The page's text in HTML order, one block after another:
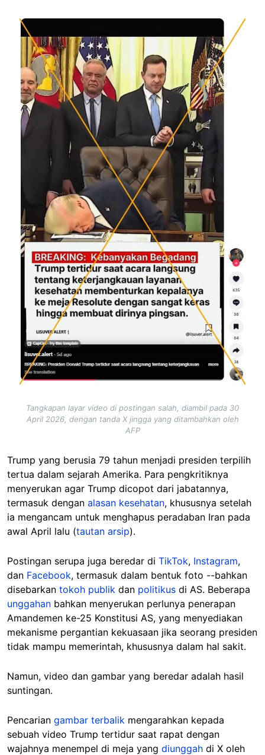
Image
Tangkapan layar video di postingan salah, diambil pada 30
April 2026, dengan tanda X jingga yang ditambahkan oleh
AFP
Trump yang berusia 79 tahun menjadi presiden terpilih
tertua dalam sejarah Amerika. Para pengkritiknya
menyerukan agar Trump dicopot dari jabatannya,
termasuk dengan alasan kesehatan, khususnya setelah
ia mengancam untuk menghapus peradaban Iran pada
awal April lalu (tautan arsip).
Postingan serupa juga beredar di TikTok, Instagram,
dan Facebook, termasuk dalam bentuk foto --bahkan
disebarkan tokoh publik dan politikus di AS. Beberapa
unggahan bahkan menyerukan perlunya penerapan
Amandemen ke-25 Konstitusi AS, yang menyediakan
mekanisme pergantian kekuasaan jika seorang presiden
tidak mampu memerintah, khususnya dalam hal sakit.
Namun, video dan gambar yang beredar adalah hasil
suntingan.
Pencarian gambar terbalik mengarahkan kepada
sebuah video Trump tertidur saat rapat dengan
wajahnya menempel di meja yang diunggah di X oleh